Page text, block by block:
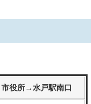
市役所→水戸駅南口